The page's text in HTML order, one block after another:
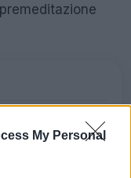
My Personal
“Forse
Giulia”